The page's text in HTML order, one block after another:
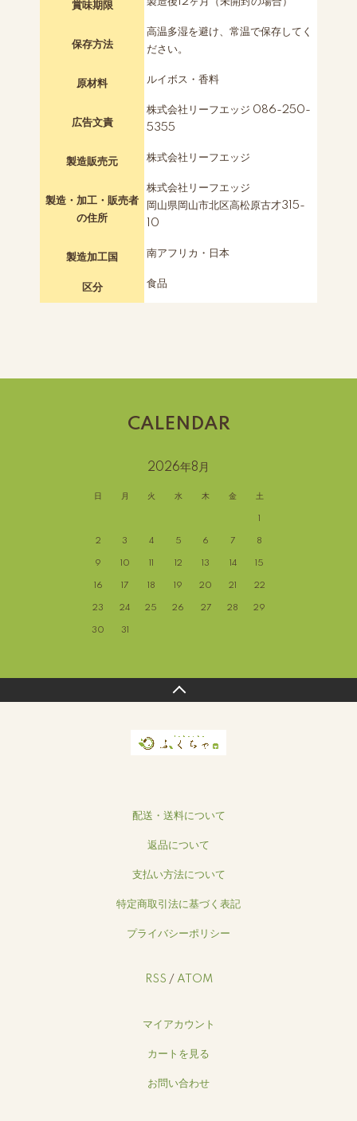
賞味期限
保存方法
高温多湿を避け、常温で保存してく
ださい。
原材料 ルイボス・香料
広告文責
株式会社リーフエッジ 086-250-
5355
製造販売元 株式会社リーフエッジ
製造・加工・販売者
の住所
株式会社リーフエッジ
岡山県岡山市北区高松原古才315-
10
製造加工国 南アフリカ・日本
区分 食品
CALENDAR
2026年8月
日 月 火 水 木 金 土
1
2 3 4 5 6 7 8
9 10 11 12 13 14 15
16 17 18 19 20 21 22
23 24 25 26 27 28 29
30 31
配送・送料について
返品について
支払い方法について
特定商取引法に基づく表記
プライバシーポリシー
RSS / ATOM
マイアカウント
カートを見る
お問い合わせ